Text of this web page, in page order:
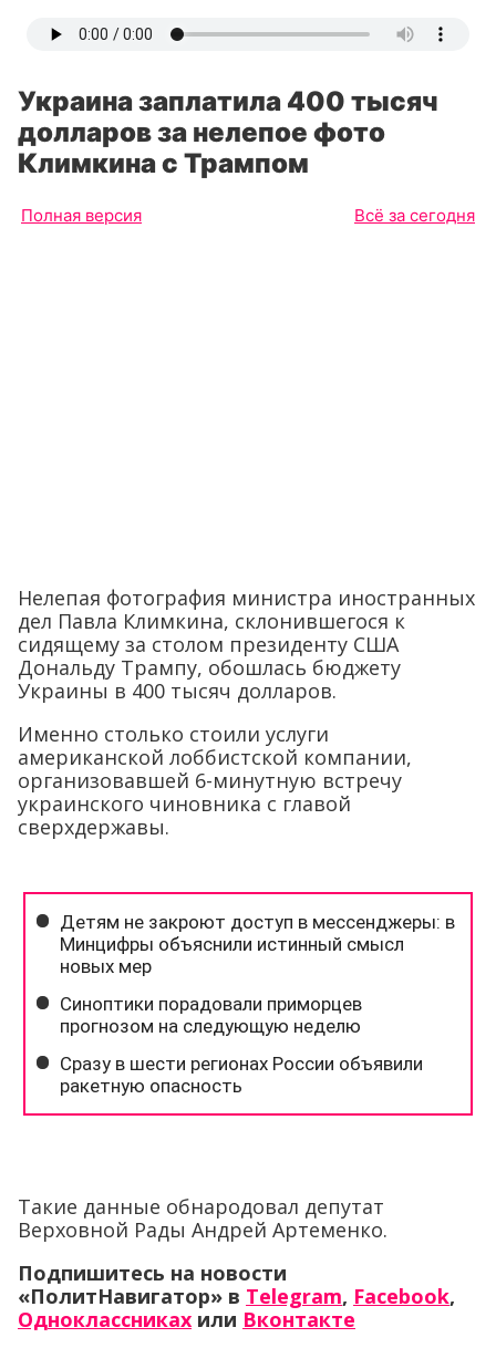
Украина заплатила 400 тысяч
долларов за нелепое фото
Климкина с Трампом
Полная версия Всё за сегодня
Нелепая фотография министра иностранных
дел Павла Климкина, склонившегося к
сидящему за столом президенту США
Дональду Трампу, обошлась бюджету
Украины в 400 тысяч долларов.
Именно столько стоили услуги
американской лоббистской компании,
организовавшей 6-минутную встречу
украинского чиновника с главой
сверхдержавы.
Такие данные обнародовал депутат
Верховной Рады Андрей Артеменко.
Подпишитесь на новости
«ПолитНавигатор» в Telegram, Facebook,
Одноклассниках или Вконтакте